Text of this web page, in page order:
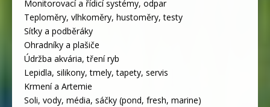
Monitorovací a řídicí systémy, odpar
Teploměry, vlhkoměry, hustoměry, testy
Síťky a podběráky
Ohradníky a plašiče
Údržba akvária, tření ryb
Lepidla, silikony, tmely, tapety, servis
Krmení a Artemie
Soli, vody, média, sáčky (pond, fresh, marine)